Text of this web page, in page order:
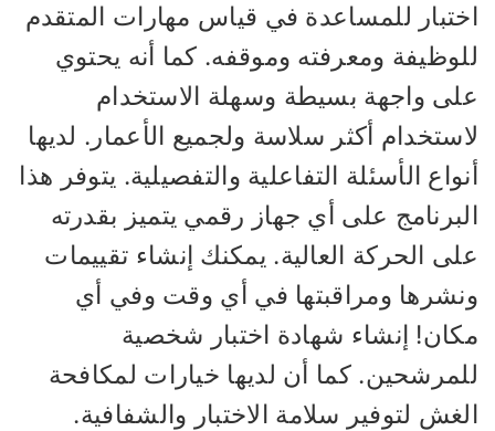
للمساعدة في قياس مهارات المتقدم
ومعرفته وموقفه. كما أنه يحتوي
واجهة بسيطة وسهلة الاستخدام
أكثر سلاسة ولجميع الأعمار. لديها
الأسئلة التفاعلية والتفصيلية. يتوفر هذا
على أي جهاز رقمي يتميز بقدرته
الحركة العالية. يمكنك إنشاء تقييمات
ومراقبتها في أي وقت وفي أي
إنشاء شهادة اختبار شخصية
كما أن لديها خيارات لمكافحة
لتوفير سلامة الاختبار والشفافية.